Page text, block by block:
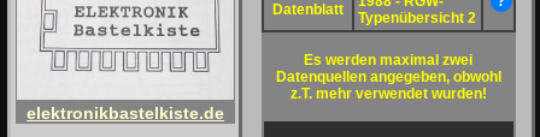
elektronikbastelkiste.de
Datenblatt
Typenübersicht 2
Es werden maximal zwei
Datenquellen angegeben, obwohl
z.T. mehr verwendet wurden!